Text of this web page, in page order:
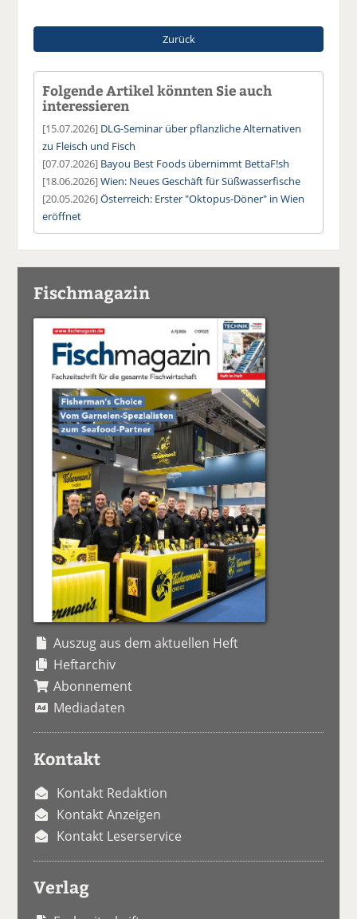
Zurück
Folgende Artikel könnten Sie auch
interessieren
[15.07.2026] DLG-Seminar über pflanzliche Alternativen
zu Fleisch und Fisch
[07.07.2026] Bayou Best Foods übernimmt BettaF!sh
[18.06.2026]Wien: Neues Geschäft für Süßwasserfische
[20.05.2026]Österreich: Erster "Oktopus-Döner" in Wien
eröffnet
Fischmagazin
Auszug aus dem aktuellen Heft
Heftarchiv
Abonnement
Mediadaten
Kontakt
Kontakt Redaktion
Kontakt Anzeigen
Kontakt Leserservice
Verlag